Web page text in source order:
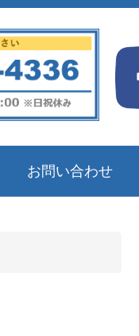
お問い合わせ